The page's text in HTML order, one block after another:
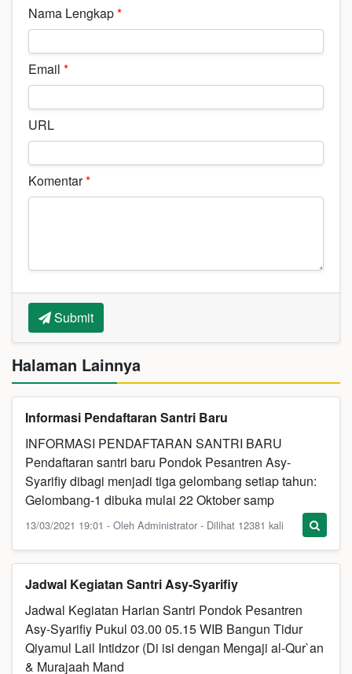
Nama Lengkap*
Email *
URL
Komentar*
Submit
Halaman Lainnya
Informasi Pendaftaran Santri Baru
INFORMASI PENDAFTARAN SANTRI BARU
Pendaftaran santri baru Pondok Pesantren Asy-
Syarifiy dibagi menjadi tiga gelombang setiap tahun:
Gelombang-1 dibuka mulai 22 Oktober samp
13/03/2021 19:01 - Oleh Administrator - Dilihat 12381 kali
Jadwal Kegiatan Santri Asy-Syarifiy
Jadwal Kegiatan Harian Santri Pondok Pesantren
Asy-Syarifiy Pukul 03.00 05.15 WIB Bangun Tidur
Qiyamul Lail Intidzor (Di isi dengan Mengaji al-Qur`an
& Murajaah Mand